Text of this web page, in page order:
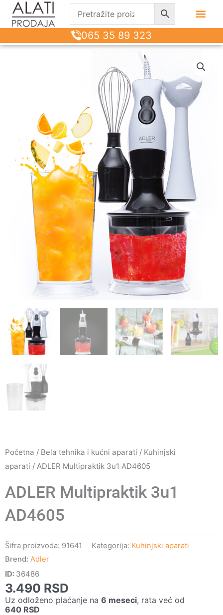
065 35 89 323
Početna / Bela tehnika i kućni aparati / Kuhinjski
aparati / ADLER Multipraktik 3u1 AD4605
ADLER Multipraktik 3u1
AD4605
Šifra proizvoda: 91641 Kategorija: Kuhinjski aparati
Brend: Adler
ID: 36486
3.490 RSD
Uz odloženo plaćanje na 6 meseci, rata već od
640 RSD